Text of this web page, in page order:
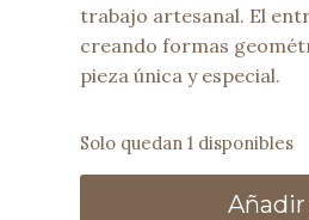
trabajo artesanal. El
creando formas
pieza única y especial.
Solo quedan 1 disponibles